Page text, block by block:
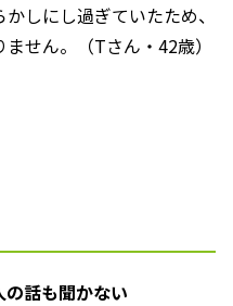
しにし過ぎていたため、
せん。（Tさん・42歳）
話も聞かない